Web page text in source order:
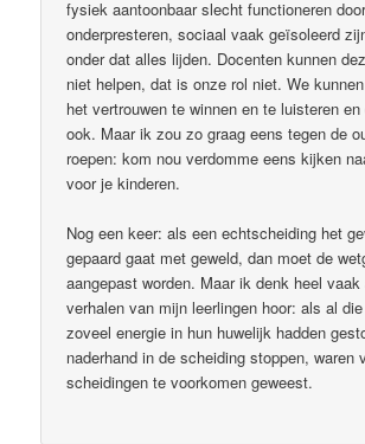
fysiek aantoonbaar slecht functioneren
onderpresteren, sociaal vaak geïsoleerd
onder dat alles lijden. Docenten kunnen
niet helpen, dat is onze rol niet. We
het vertrouwen te winnen en te luisteren
ook. Maar ik zou zo graag eens tegen de
roepen: kom nou verdomme eens kijken
voor je kinderen.
Nog een keer: als een echtscheiding het
gepaard gaat met geweld, dan moet de
aangepast worden. Maar ik denk heel
verhalen van mijn leerlingen hoor: als al
zoveel energie in hun huwelijk hadden
naderhand in de scheiding stoppen, waren
scheidingen te voorkomen geweest.